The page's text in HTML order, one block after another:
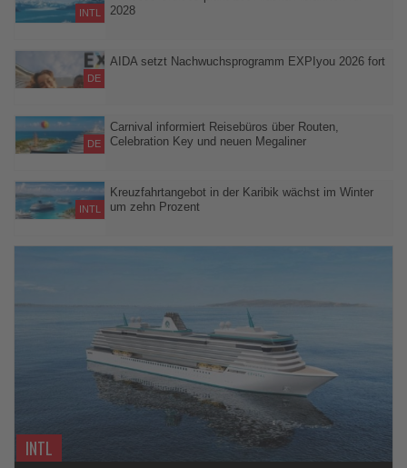
INTL
2028
sollen Gästen Alaska vom Wasser und vom Landesinneren aus
erschließen
DE
AIDA setzt Nachwuchsprogramm EXPIyou 2026 fort
Schulungsreise an Bord von AIDAluna
DE
Carnival informiert Reisebüros über Routen,
Celebration Key und neuen Megaliner
die künftige Ace Class
INTL
Kreuzfahrtangebot in der Karibik wächst im Winter
um zehn Prozent
INTL